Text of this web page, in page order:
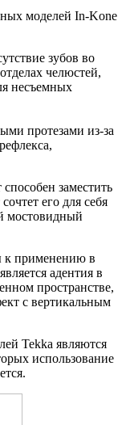
моделей In-Kone
зубов во
челюстей,
несъемных
протезами из-за
заместить
его для себя
мостовидный
к применению в
адентия в
пространстве,
с вертикальным
Tekka являются
использование